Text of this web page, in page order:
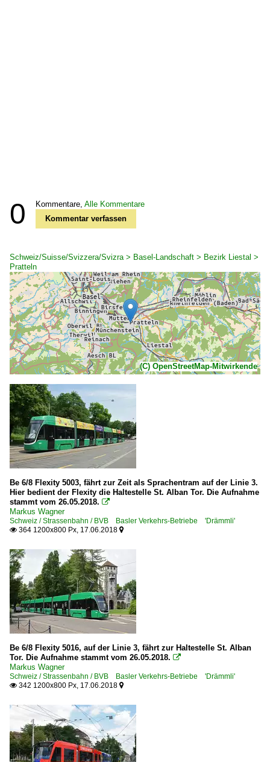
0 Kommentare, Alle Kommentare
Kommentar verfassen
Schweiz/Suisse/Svizzera/Svizra > Basel-Landschaft > Bezirk Liestal >
Pratteln
(C) OpenStreetMap-Mitwirkende
Be 6/8 Flexity 5003, fährt zur Zeit als Sprachentram auf der Linie 3.
Hier bedient der Flexity die Haltestelle St. Alban Tor. Die Aufnahme
stammt vom 26.05.2018. 
Markus Wagner
Schweiz / Strassenbahn / BVB Basler Verkehrs-Betriebe 'Drämmli'
 364 1200x800 Px, 17.06.2018 
Be 6/8 Flexity 5016, auf der Linie 3, fährt zur Haltestelle St. Alban
Tor. Die Aufnahme stammt vom 26.05.2018. 
Markus Wagner
Schweiz / Strassenbahn / BVB Basler Verkehrs-Betriebe 'Drämmli'
 342 1200x800 Px, 17.06.2018 